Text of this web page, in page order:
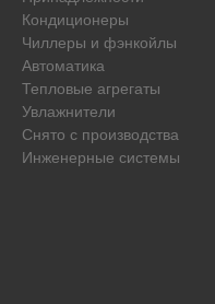
Кондиционеры
Чиллеры и фэнкойлы
Автоматика
Тепловые агрегаты
Увлажнители
Снято с производства
Инженерные системы